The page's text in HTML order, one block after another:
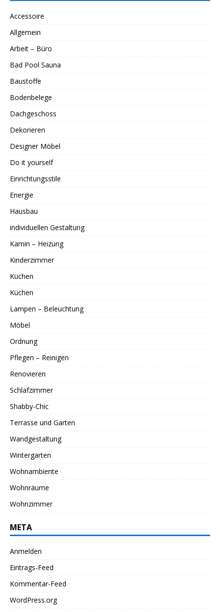
Accessoire
Allgemein
Arbeit – Büro
Bad Pool Sauna
Baustoffe
Bodenbelege
Dachgeschoss
Dekorieren
Designer Möbel
Do it yourself
Einrichtungsstile
Energie
Hausbau
individuellen Gestaltung
Kamin – Heizung
Kinderzimmer
Küchen
Küchen
Lampen – Beleuchtung
Möbel
Ordnung
Pflegen – Reinigen
Renovieren
Schlafzimmer
Shabby-Chic
Terrasse und Garten
Wandgestaltung
Wintergarten
Wohnambiente
Wohnräume
Wohnzimmer
META
Anmelden
Eintrags-Feed
Kommentar-Feed
WordPress.org